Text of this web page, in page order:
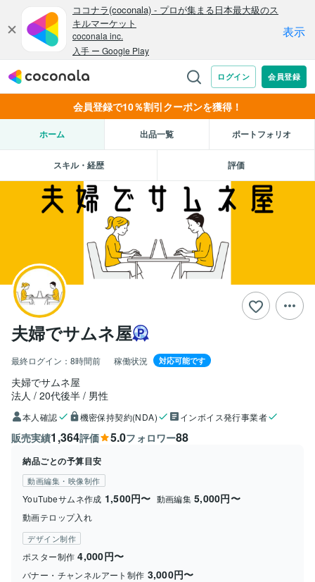
会員登録で10％割引クーポンを獲得！
ホーム 出品一覧 ポートフォリオ
スキル・経歴 評価
夫婦でサムネ屋
最終ログイン： 8時間前 稼働状況 対応可能です
夫婦でサムネ屋
法人
20代後半 男性
本人確認 機密保持契約(NDA) インボイス発行事業者
販売実績1,364評価 5.0フォロワー88
納品ごとの予算目安
動画編集・映像制作
YouTubeサムネ作成 1,500円〜 動画編集 5,000円〜
動画テロップ入れ
デザイン制作
ポスター制作 4,000円〜
バナー・チャンネルアート制作 3,000円〜